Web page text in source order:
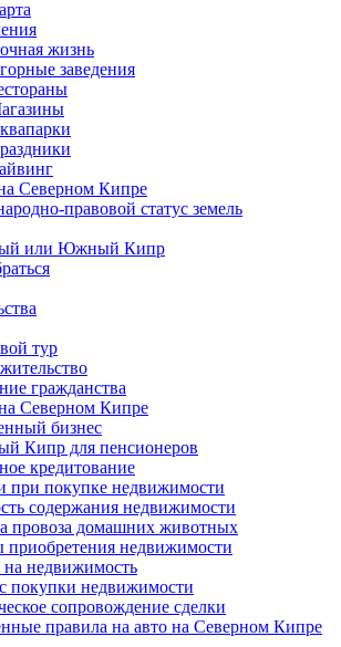
жизнь
заведения
Северном Кипре
правовой статус земель
или Южный Кипр
тур
гражданства
Северном Кипре
бизнес
Кипр для пенсионеров
кредитование
при покупке недвижимости
содержания недвижимости
провоза домашних животных
недвижимости
недвижимость
покупки недвижимости
сопровождение сделки
правила на авто на Северном Кипре